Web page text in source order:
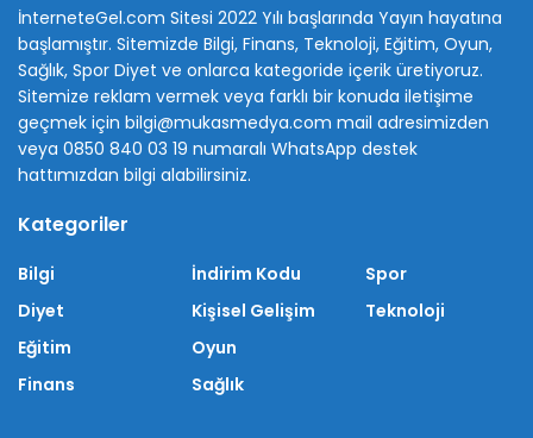
İnterneteGel.com Sitesi 2022 Yılı başlarında Yayın hayatına
başlamıştır. Sitemizde Bilgi, Finans, Teknoloji, Eğitim, Oyun,
Sağlık, Spor Diyet ve onlarca kategoride içerik üretiyoruz.
Sitemize reklam vermek veya farklı bir konuda iletişime
geçmek için bilgi@mukasmedya.com mail adresimizden
veya 0850 840 03 19 numaralı WhatsApp destek
hattımızdan bilgi alabilirsiniz.
Kategoriler
Bilgi
Diyet
Eğitim
Finans
İndirim Kodu
Kişisel Gelişim
Oyun
Sağlık
Spor
Teknoloji